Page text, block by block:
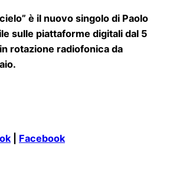
è il nuovo singolo di Paolo
sulle piattaforme digitali dal 5
rotazione radiofonica da
| Facebook